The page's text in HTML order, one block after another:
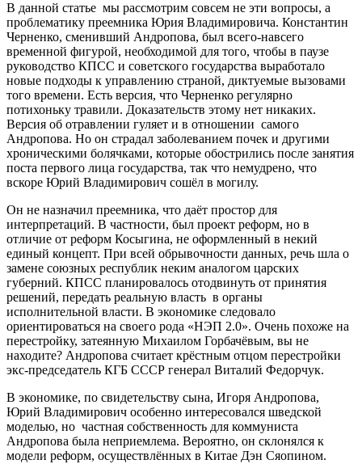
В данной статье мы рассмотрим совсем не эти вопросы, а
проблематику преемника Юрия Владимировича. Константин
Черненко, сменивший Андропова, был всего-навсего
временной фигурой, необходимой для того, чтобы в паузе
руководство КПСС и советского государства выработало
новые подходы к управлению страной, диктуемые вызовами
того времени. Есть версия, что Черненко регулярно
потихоньку травили. Доказательств этому нет никаких.
Версия об отравлении гуляет и в отношении самого
Андропова. Но он страдал заболеванием почек и другими
хроническими болячками, которые обострились после занятия
поста первого лица государства, так что немудрено, что
вскоре Юрий Владимирович сошёл в могилу.
Он не назначил преемника, что даёт простор для
интерпретаций. В частности, был проект реформ, но в
отличие от реформ Косыгина, не оформленный в некий
единый концепт. При всей обрывочности данных, речь шла о
замене союзных республик неким аналогом царских
губерний. КПСС планировалось отодвинуть от принятия
решений, передать реальную власть в органы
исполнительной власти. В экономике следовало
ориентироваться на своего рода «НЭП 2.0». Очень похоже на
перестройку, затеянную Михаилом Горбачёвым, вы не
находите? Андропова считает крёстным отцом перестройки
экс-председатель КГБ СССР генерал Виталий Федорчук.
В экономике, по свидетельству сына, Игоря Андропова,
Юрий Владимирович особенно интересовался шведской
моделью, но частная собственность для коммуниста
Андропова была неприемлема. Вероятно, он склонялся к
модели реформ, осуществлённых в Китае Дэн Сяопином.